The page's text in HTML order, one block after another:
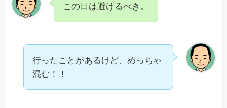
この日は避けるべき。
行ったことがあるけど、めっちゃ
混む！！